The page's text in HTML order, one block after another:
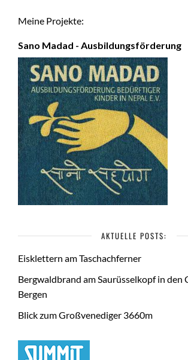
Meine Projekte:
Sano Madad - Ausbildungsförderung
AKTUELLE POSTS:
Eisklettern am Taschachferner
Bergwaldbrand am Saurüsselkopf in den
Bergen
Blick zum Großvenediger 3660m